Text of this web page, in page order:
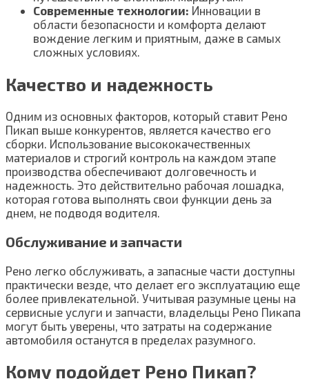
Современные технологии: Инновации в
области безопасности и комфорта делают
вождение легким и приятным, даже в самых
сложных условиях.
Качество и надежность
Одним из основных факторов, который ставит Рено
Пикап выше конкурентов, является качество его
сборки. Использование высококачественных
материалов и строгий контроль на каждом этапе
производства обеспечивают долговечность и
надежность. Это действительно рабочая лошадка,
которая готова выполнять свои функции день за
днем, не подводя водителя.
Обслуживание и запчасти
Рено легко обслуживать, а запасные части доступны
практически везде, что делает его эксплуатацию еще
более привлекательной. Учитывая разумные цены на
сервисные услуги и запчасти, владельцы Рено Пикапа
могут быть уверены, что затраты на содержание
автомобиля останутся в пределах разумного.
Кому подойдет Рено Пикап?